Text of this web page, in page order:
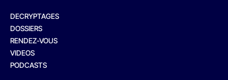
DECRYPTAGES
DOSSIERS
RENDEZ-VOUS
VIDEOS
PODCASTS